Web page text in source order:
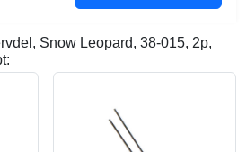
Snow Leopard, 38-015, 2p,